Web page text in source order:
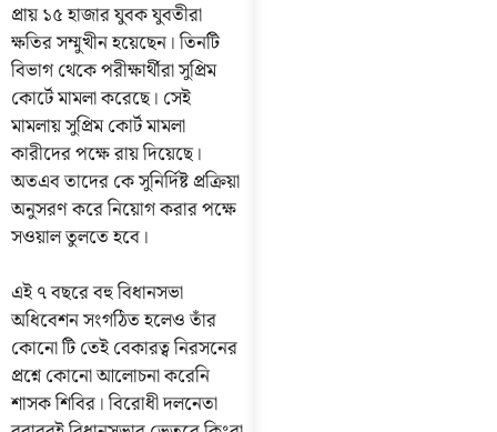
প্রায় ১৫ হাজার যুবক যুবতীরা
ক্ষতির সম্মুখীন হয়েছেন। তিনটি
বিভাগ থেকে পরীক্ষার্থীরা সুপ্রিম
কোর্টে মামলা করেছে। সেই
মামলায় সুপ্রিম কোর্ট মামলা
কারীদের পক্ষে রায় দিয়েছে।
অতএব তাদের কে সুনির্দিষ্ট প্রক্রিয়া
অনুসরণ করে নিয়োগ করার পক্ষে
সওয়াল তুলতে হবে।
এই ৭ বছরে বহু বিধানসভা
অধিবেশন সংগঠিত হলেও তাঁর
কোনো টি তেই বেকারত্ব নিরসনের
প্রশ্নে কোনো আলোচনা করেনি
শাসক শিবির। বিরোধী দলনেতা